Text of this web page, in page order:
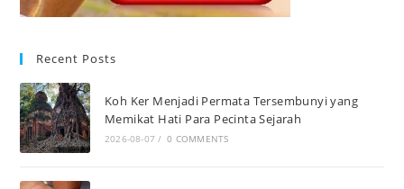
Recent Posts
Koh Ker Menjadi Permata Tersembunyi yang
Memikat Hati Para Pecinta Sejarah
2026-08-07 / 0 COMMENTS